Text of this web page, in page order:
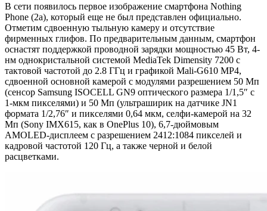
В сети появилось первое изображение смартфона Nothing
Phone (2a), который еще не был представлен официально.
Отметим сдвоенную тыльную камеру и отсутствие
фирменных глифов. По предварительным данным, смартфон
оснастят поддержкой проводной зарядки мощностью 45 Вт, 4-
нм однокристальной системой MediaTek Dimensity 7200 с
тактовой частотой до 2.8 ГГц и графикой Mali-G610 MP4,
сдвоенной основной камерой с модулями разрешением 50 Мп
(сенсор Samsung ISOCELL GN9 оптического размера 1/1,5″ с
1-мкм пикселями) и 50 Мп (ультраширик на датчике JN1
формата 1/2,76″ и пикселями 0,64 мкм, селфи-камерой на 32
Мп (Sony IMX615, как в OnePlus 10), 6,7-дюймовым
AMOLED-дисплеем с разрешением 2412:1084 пикселей и
кадровой частотой 120 Гц, а также черной и белой
расцветками.